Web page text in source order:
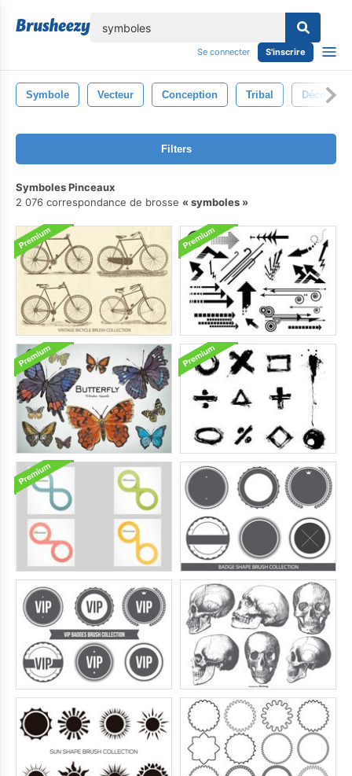
Se connecter S'inscrire
Symbole Vecteur Conception Tribal
Filters
Symboles Pinceaux
2 076 correspondance de brosse
symboles